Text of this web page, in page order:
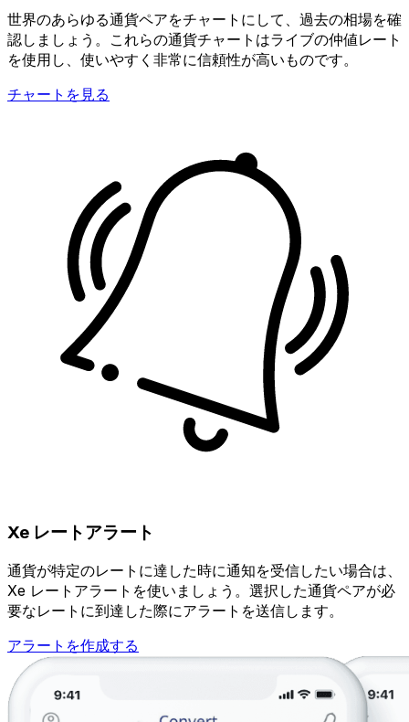
世界のあらゆる通貨ペアをチャートにして、過去の相場を確
認しましょう。これらの通貨チャートはライブの仲値レート
を使用し、使いやすく非常に信頼性が高いものです。
チャートを見る
Xe レートアラート
通貨が特定のレートに達した時に通知を受信したい場合は、
Xe レートアラートを使いましょう。選択した通貨ペアが必
要なレートに到達した際にアラートを送信します。
アラートを作成する